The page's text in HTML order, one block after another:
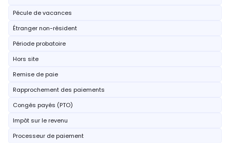
Pécule de vacances
Étranger non-résident
Période probatoire
Hors site
Remise de paie
Rapprochement des paiements
Congés payés (PTO)
Impôt sur le revenu
Processeur de paiement